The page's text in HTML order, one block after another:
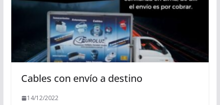
Cables con envío a destino
14/12/2022